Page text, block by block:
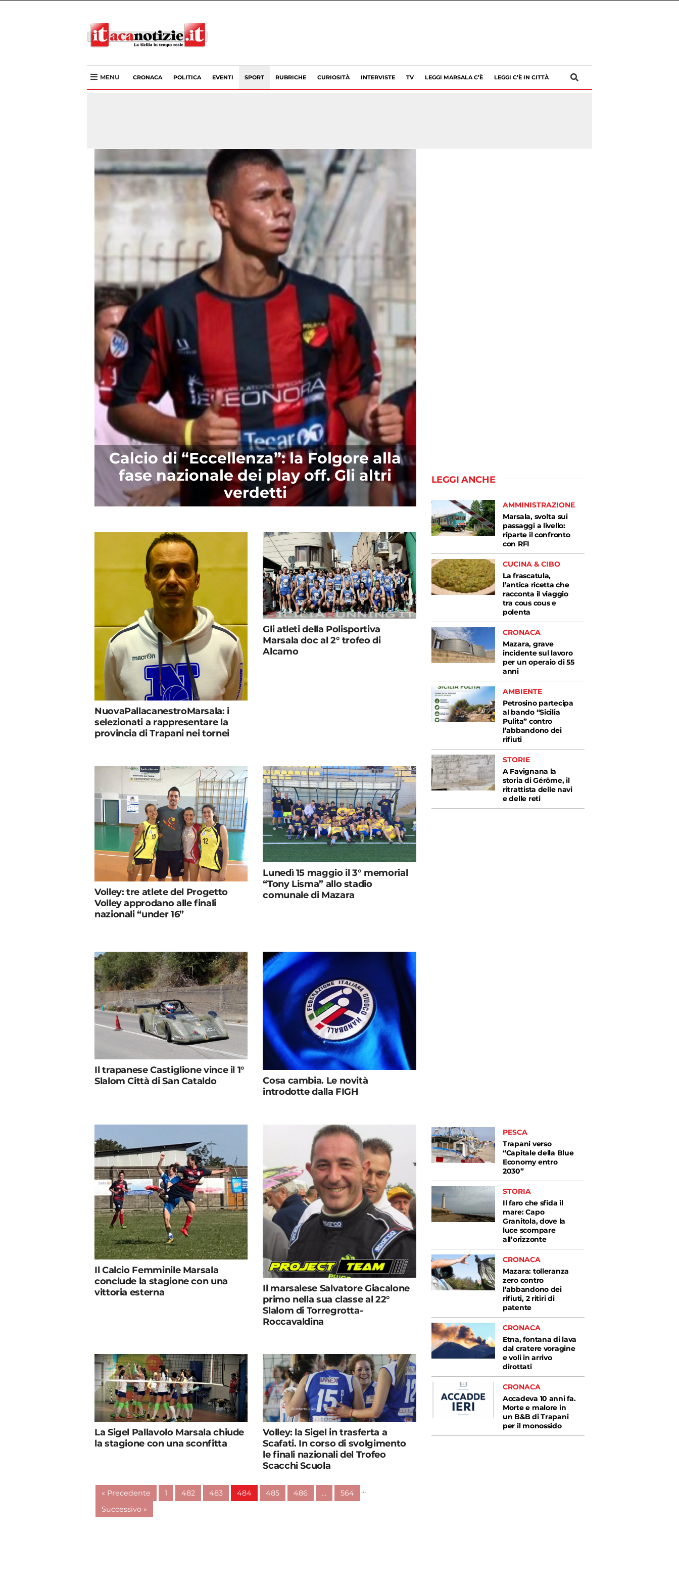
MENU CRONACA POLITICA EVENTI SPORT RUBRICHE CURIOSITÀ INTERVISTE TV LEGGI MARSALA C’È LEGGI C’È IN CITTÀ
Calcio di “Eccellenza”: la Folgore alla
fase nazionale dei play off. Gli altri
verdetti
NuovaPallacanestroMarsala: i
selezionati a rappresentare la
provincia di Trapani nei tornei
Gli atleti della Polisportiva
Marsala doc al 2° trofeo di
Alcamo
Volley: tre atlete del Progetto
Volley approdano alle finali
nazionali “under 16”
Lunedì 15 maggio il 3° memorial
“Tony Lisma” allo stadio
comunale di Mazara
Il trapanese Castiglione vince il 1°
Slalom Città di San Cataldo
Cosa cambia. Le novità
introdotte dalla FIGH
Il Calcio Femminile Marsala
conclude la stagione con una
vittoria esterna
Il marsalese Salvatore Giacalone
primo nella sua classe al 22°
Slalom di Torregrotta-
Roccavaldina
La Sigel Pallavolo Marsala chiude
la stagione con una sconfitta
Volley: la Sigel in trasferta a
Scafati. In corso di svolgimento
le finali nazionali del Trofeo
Scacchi Scuola
« Precedente 1 …
482 483 484 485 486 …
564
Successivo »
LEGGI ANCHE
AMMINISTRAZIONE
Marsala, svolta sui
passaggi a livello:
riparte il confronto
con RFI
CUCINA & CIBO
La frascatula,
l’antica ricetta che
racconta il viaggio
tra cous cous e
polenta
CRONACA
Mazara, grave
incidente sul lavoro
per un operaio di 55
anni
AMBIENTE
Petrosino partecipa
al bando “Sicilia
Pulita” contro
l’abbandono dei
rifiuti
STORIE
A Favignana la
storia di Gérôme, il
ritrattista delle navi
e delle reti
PESCA
Trapani verso
“Capitale della Blue
Economy entro
2030”
STORIA
Il faro che sfida il
mare: Capo
Granitola, dove la
luce scompare
all’orizzonte
CRONACA
Mazara: tolleranza
zero contro
l’abbandono dei
rifiuti, 2 ritiri di
patente
CRONACA
Etna, fontana di lava
dal cratere voragine
e voli in arrivo
dirottati
CRONACA
Accadeva 10 anni fa.
Morte e malore in
un B&B di Trapani
per il monossido